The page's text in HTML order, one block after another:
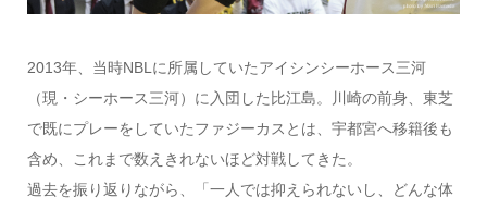
2013年、当時NBLに所属していたアイシンシーホース三河
（現・シーホース三河）に入団した比江島。川崎の前身、東芝
で既にプレーをしていたファジーカスとは、宇都宮へ移籍後も
含め、これまで数えきれないほど対戦してきた。
過去を振り返りながら、「一人では抑えられないし、どんな体